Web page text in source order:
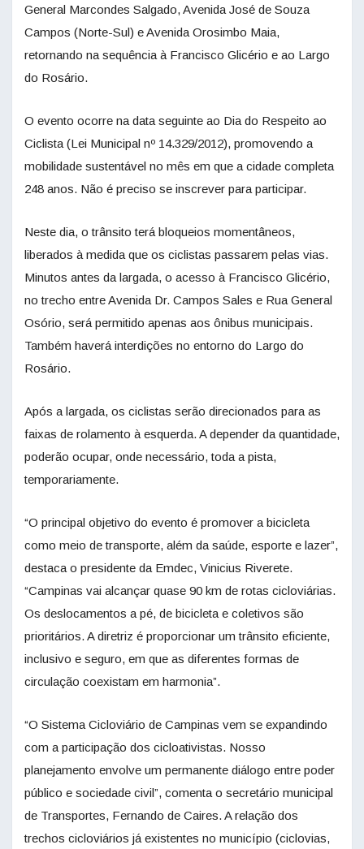
General Marcondes Salgado, Avenida José de Souza
Campos (Norte-Sul) e Avenida Orosimbo Maia,
retornando na sequência à Francisco Glicério e ao Largo
do Rosário.
O evento ocorre na data seguinte ao Dia do Respeito ao
Ciclista (Lei Municipal nº 14.329/2012), promovendo a
mobilidade sustentável no mês em que a cidade completa
248 anos. Não é preciso se inscrever para participar.
Neste dia, o trânsito terá bloqueios momentâneos,
liberados à medida que os ciclistas passarem pelas vias.
Minutos antes da largada, o acesso à Francisco Glicério,
no trecho entre Avenida Dr. Campos Sales e Rua General
Osório, será permitido apenas aos ônibus municipais.
Também haverá interdições no entorno do Largo do
Rosário.
Após a largada, os ciclistas serão direcionados para as
faixas de rolamento à esquerda. A depender da quantidade,
poderão ocupar, onde necessário, toda a pista,
temporariamente.
“O principal objetivo do evento é promover a bicicleta
como meio de transporte, além da saúde, esporte e lazer”,
destaca o presidente da Emdec, Vinicius Riverete.
“Campinas vai alcançar quase 90 km de rotas cicloviárias.
Os deslocamentos a pé, de bicicleta e coletivos são
prioritários. A diretriz é proporcionar um trânsito eficiente,
inclusivo e seguro, em que as diferentes formas de
circulação coexistam em harmonia”.
“O Sistema Cicloviário de Campinas vem se expandindo
com a participação dos cicloativistas. Nosso
planejamento envolve um permanente diálogo entre poder
público e sociedade civil”, comenta o secretário municipal
de Transportes, Fernando de Caires. A relação dos
trechos cicloviários já existentes no município (ciclovias,